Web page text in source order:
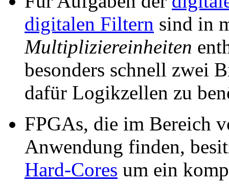
digitalen Filtern sind in
Multipliziereinheiten
besonders schnell zwei
dafür Logikzellen zu
FPGAs, die im Bereich
Anwendung finden,
Hard-Cores um ein